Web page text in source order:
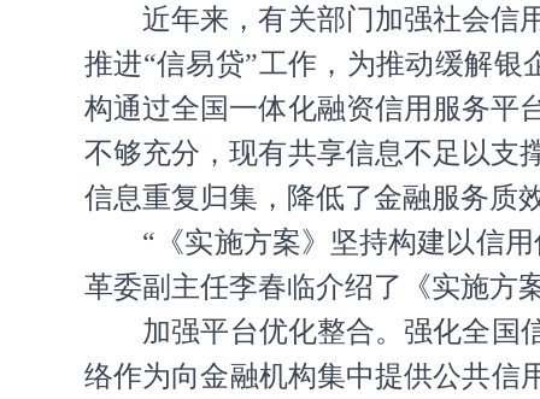
近年来，有关部门加强社会信
推进“信易贷”工作，为推动缓解银
构通过全国一体化融资信用服务平
不够充分，现有共享信息不足以支
信息重复归集，降低了金融服务质
“《实施方案》坚持构建以信
革委副主任李春临介绍了《实施方
加强平台优化整合。强化全国
络作为向金融机构集中提供公共信